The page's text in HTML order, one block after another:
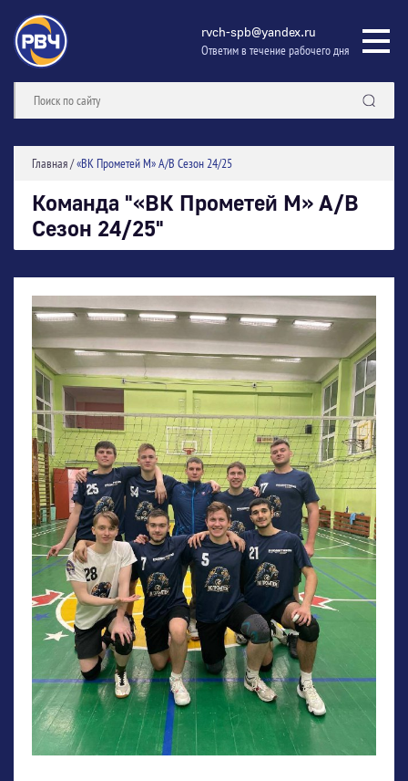
rvch-spb@yandex.ru
Ответим в течение рабочего дня
Главная/«ВК Прометей М» А/В Сезон 24/25
Команда "«ВК Прометей М» А/В
Сезон 24/25"